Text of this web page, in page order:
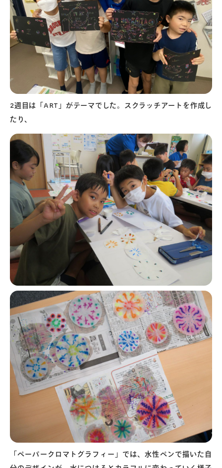
2週目は「ART」がテーマでした。スクラッチアートを作成し
たり、
「ペーパークロマトグラフィー」では、水性ペンで描いた自